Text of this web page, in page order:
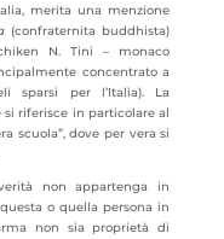
merita una menzione
(confraternita buddhista)
N. Tini – monaco
concentrato a
sparsi per l’Italia). La
si riferisce in particolare al
scuola”, dove per vera si
non appartenga in
o quella persona in
non sia proprietà di